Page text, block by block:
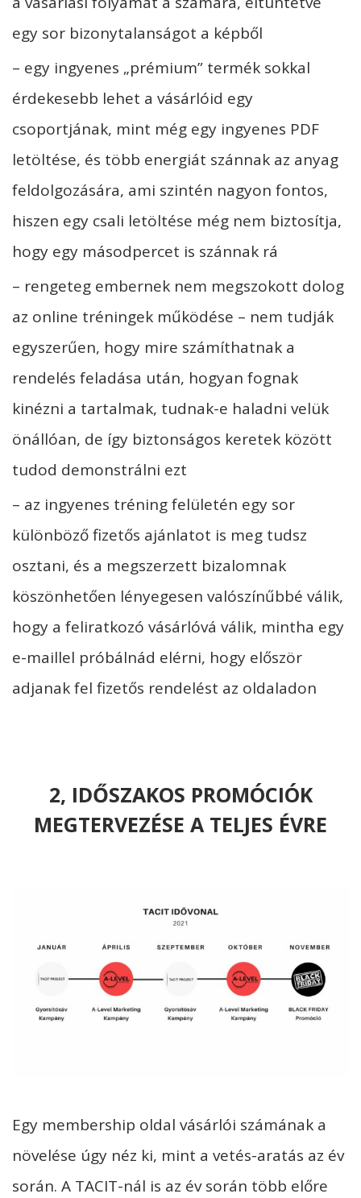
egy sor bizonytalanságot a képből
– egy ingyenes „prémium” termék sokkal
érdekesebb lehet a vásárlóid egy
csoportjának, mint még egy ingyenes PDF
letöltése, és több energiát szánnak az anyag
feldolgozására, ami szintén nagyon fontos,
hiszen egy csali letöltése még nem biztosítja,
hogy egy másodpercet is szánnak rá
– rengeteg embernek nem megszokott dolog
az online tréningek működése – nem tudják
egyszerűen, hogy mire számíthatnak a
rendelés feladása után, hogyan fognak
kinézni a tartalmak, tudnak-e haladni velük
önállóan, de így biztonságos keretek között
tudod demonstrálni ezt
– az ingyenes tréning felületén egy sor
különböző fizetős ajánlatot is meg tudsz
osztani, és a megszerzett bizalomnak
köszönhetően lényegesen valószínűbbé válik,
hogy a feliratkozó vásárlóvá válik, mintha egy
e-maillel próbálnád elérni, hogy először
adjanak fel fizetős rendelést az oldaladon
2, IDŐSZAKOS PROMÓCIÓK
MEGTERVEZÉSE A TELJES ÉVRE
Egy membership oldal vásárlói számának a
növelése úgy néz ki, mint a vetés-aratás az év
során. A TACIT-nál is az év során több előre